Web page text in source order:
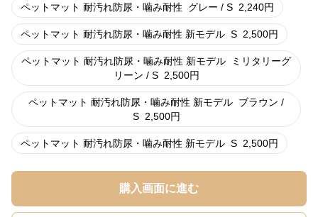
ペットマット 耐汚れ防尿・噛み耐性 グレー / S 2,240円
ペットマット 耐汚れ防尿・噛み耐性 新モデル S 2,500円
ペットマット 耐汚れ防尿・噛み耐性 新モデル
ミリタリーグ
リーン / S 2,500円
ペットマット 耐汚れ防尿・噛み耐性 新モデル ブラウン /
S 2,500円
ペットマット 耐汚れ防尿・噛み耐性 新モデル S 2,500円
購入画面に進む